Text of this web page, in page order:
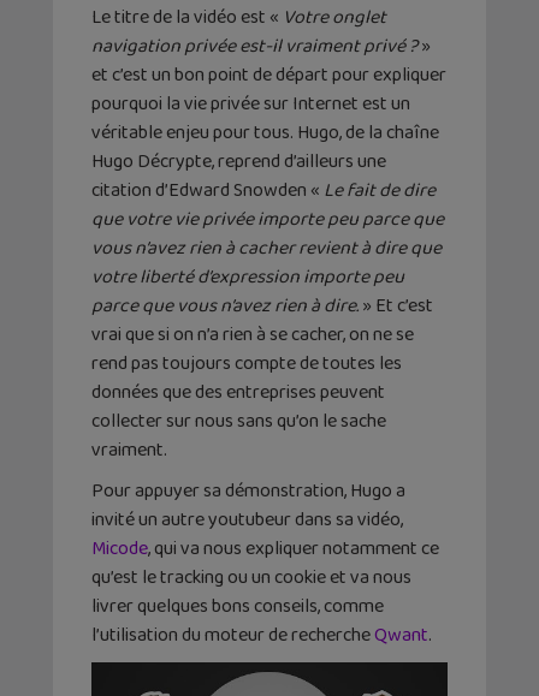
Le titre de la vidéo est « Votre onglet
navigation privée est-il vraiment privé ?»
et c’est un bon point de départ pour expliquer
pourquoi la vie privée sur Internet est un
véritable enjeu pour tous. Hugo, de la chaîne
Hugo Décrypte, reprend d’ailleurs une
citation d’Edward Snowden « Le fait de dire
que votre vie privée importe peu parce que
vous n’avez rien à cacher revient à dire que
votre liberté d’expression importe peu
parce que vous n’avez rien à dire.» Et c’est
vrai que si on n’a rien à se cacher, on ne se
rend pas toujours compte de toutes les
données que des entreprises peuvent
collecter sur nous sans qu’on le sache
vraiment.
Pour appuyer sa démonstration, Hugo a
invité un autre youtubeur dans sa vidéo,
Micode, qui va nous expliquer notamment ce
qu’est le tracking ou un cookie et va nous
livrer quelques bons conseils, comme
l’utilisation du moteur de rechercheQwant.